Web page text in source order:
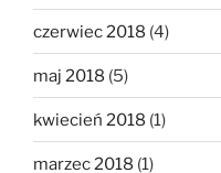
czerwiec 2018 (4)
maj 2018 (5)
kwiecień 2018 (1)
marzec 2018 (1)